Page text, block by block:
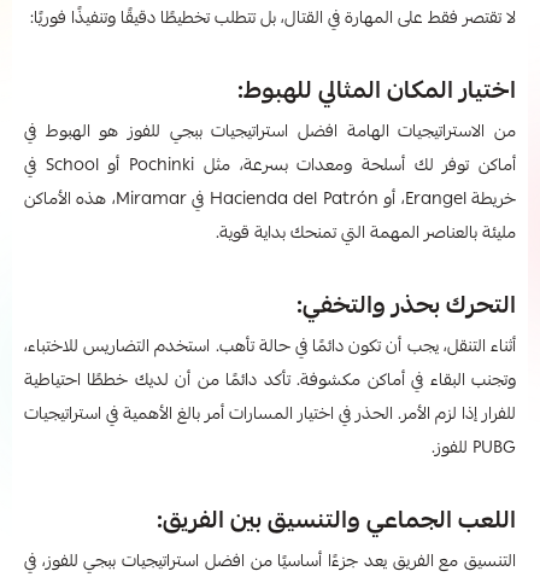
لا تقتصر فقط على المهارة في القتال، بل تتطلب تخطيطًا دقيقًا وتنفيذًا فوريًا:
اختيار المكان المثالي للهبوط:
من الاستراتيجيات الهامة افضل استراتيجيات ببجي للفوز هو الهبوط في
أماكن توفر لك أسلحة ومعدات بسرعة، مثل Pochinki أو School في
خريطة Erangel، أو Hacienda del Patrón في Miramar، هذه الأماكن
مليئة بالعناصر المهمة التي تمنحك بداية قوية.
التحرك بحذر والتخفي:
أثناء التنقل، يجب أن تكون دائمًا في حالة تأهب. استخدم التضاريس للاختباء،
وتجنب البقاء في أماكن مكشوفة. تأكد دائمًا من أن لديك خططًا احتياطية
للفرار إذا لزم الأمر. الحذر في اختيار المسارات أمر بالغ الأهمية في استراتيجيات
PUBG للفوز.
اللعب الجماعي والتنسيق بين الفريق:
التنسيق مع الفريق يعد جزءًا أساسيًا من افضل استراتيجيات ببجي للفوز، في